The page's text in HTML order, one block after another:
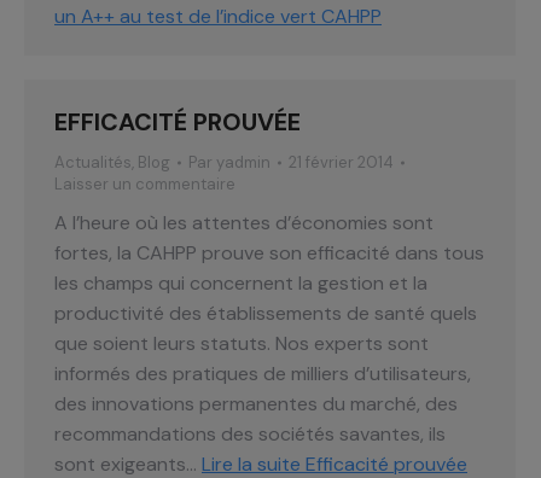
un A++ au test de l’indice vert CAHPP
EFFICACITÉ PROUVÉE
Actualités, Blog Par yadmin
21 février 2014
Laisser un commentaire
A l’heure où les attentes d’économies sont
fortes, la CAHPP prouve son efficacité dans tous
les champs qui concernent la gestion et la
productivité des établissements de santé quels
que soient leurs statuts. Nos experts sont
informés des pratiques de milliers d’utilisateurs,
des innovations permanentes du marché, des
recommandations des sociétés savantes, ils
sont exigeants… Lire la suite Efficacité prouvée